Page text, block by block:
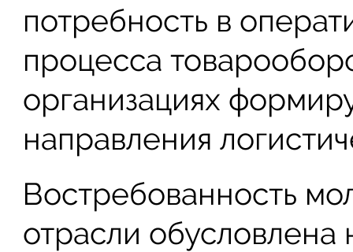
потребность в
процесса
организациях
направления
Востребованность
отрасли обусловлена